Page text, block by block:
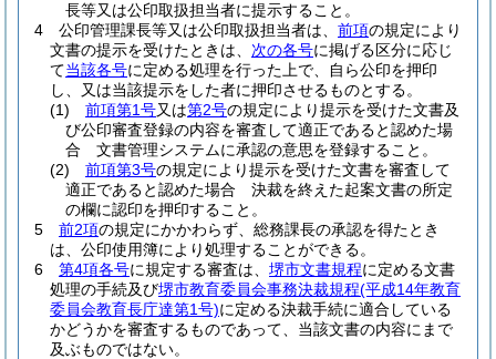
長等又は公印取扱担当者に提示すること。
4
公印管理課長等又は公印取扱担当者は、 前項の規定により
文書の提示を受けたときは、 次の各号に掲げる区分に応じ
て当該各号に定める処理を行った上で、自ら公印を押印
し、又は当該提示をした者に押印させるものとする。
(1)
前項第1号又は第2号の規定により提示を受けた文書及
び公印審査登録の内容を審査して適正であると認めた場
合 文書管理システムに承認の意思を登録すること。
(2)
前項第3号の規定により提示を受けた文書を審査して
適正であると認めた場合 決裁を終えた起案文書の所定
の欄に認印を押印すること。
5
前2項の規定にかかわらず、総務課長の承認を得たとき
は、公印使用簿により処理することができる。
6
第4項各号に規定する審査は、 堺市文書規程に定める文書
処理の手続及び堺市教育委員会事務決裁規程(平成14年教育
委員会教育長庁達第1号)に定める決裁手続に適合している
かどうかを審査するものであって、当該文書の内容にまで
及ぶものではない。